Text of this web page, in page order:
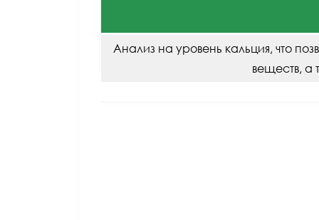
Анализ на уровень кальция, что
веществ, а